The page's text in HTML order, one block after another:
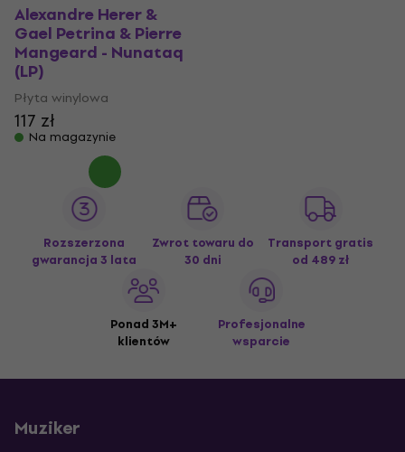
Alexandre Herer &
Gael Petrina & Pierre
Mangeard - Nunataq
(LP)
Płyta winylowa
117 zł
Na magazynie
Rozszerzona
gwarancja 3 lata
Zwrot towaru do
30 dni
Transport gratis
od 489 zł
Ponad 3M+
klientów
Profesjonalne
wsparcie
Muziker